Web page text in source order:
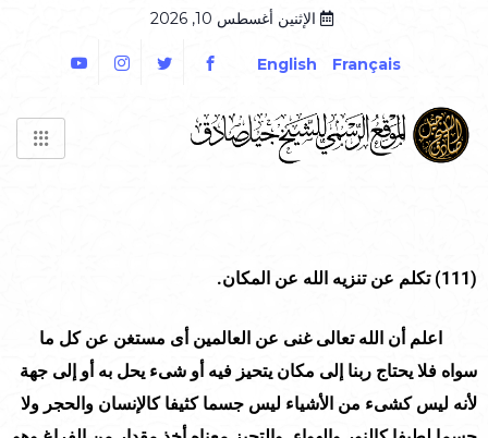
الإثنين أغسطس 10, 2026
Français
English
(111) تكلم عن تنزيه الله عن المكان.
اعلم أن الله تعالى غنى عن العالمين أى مستغن عن كل ما
سواه فلا يحتاج ربنا إلى مكان يتحيز فيه أو شىء يحل به أو إلى جهة
لأنه ليس كشىء من الأشياء ليس جسما كثيفا كالإنسان والحجر ولا